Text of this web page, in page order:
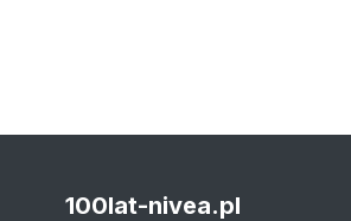
100lat-nivea.pl